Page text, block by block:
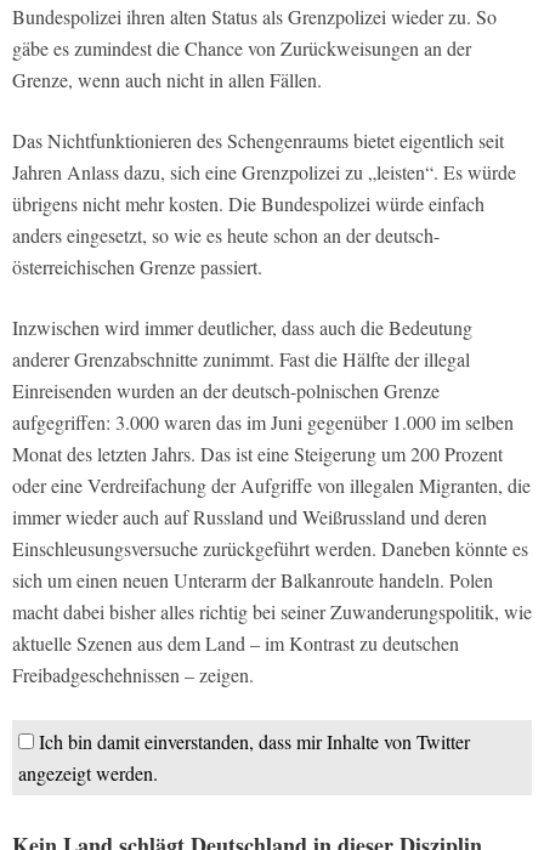
Bundespolizei ihren alten Status als Grenzpolizei wieder zu. So
gäbe es zumindest die Chance von Zurückweisungen an der
Grenze, wenn auch nicht in allen Fällen.
Das Nichtfunktionieren des Schengenraums bietet eigentlich seit
Jahren Anlass dazu, sich eine Grenzpolizei zu „leisten“. Es würde
übrigens nicht mehr kosten. Die Bundespolizei würde einfach
anders eingesetzt, so wie es heute schon an der deutsch-
österreichischen Grenze passiert.
Inzwischen wird immer deutlicher, dass auch die Bedeutung
anderer Grenzabschnitte zunimmt. Fast die Hälfte der illegal
Einreisenden wurden an der deutsch-polnischen Grenze
aufgegriffen: 3.000 waren das im Juni gegenüber 1.000 im selben
Monat des letzten Jahrs. Das ist eine Steigerung um 200 Prozent
oder eine Verdreifachung der Aufgriffe von illegalen Migranten, die
immer wieder auch auf Russland und Weißrussland und deren
Einschleusungsversuche zurückgeführt werden. Daneben könnte es
sich um einen neuen Unterarm der Balkanroute handeln. Polen
macht dabei bisher alles richtig bei seiner Zuwanderungspolitik, wie
aktuelle Szenen aus dem Land – im Kontrast zu deutschen
Freibadgeschehnissen – zeigen.
Ich bin damit einverstanden, dass mir Inhalte von Twitter
angezeigt werden.